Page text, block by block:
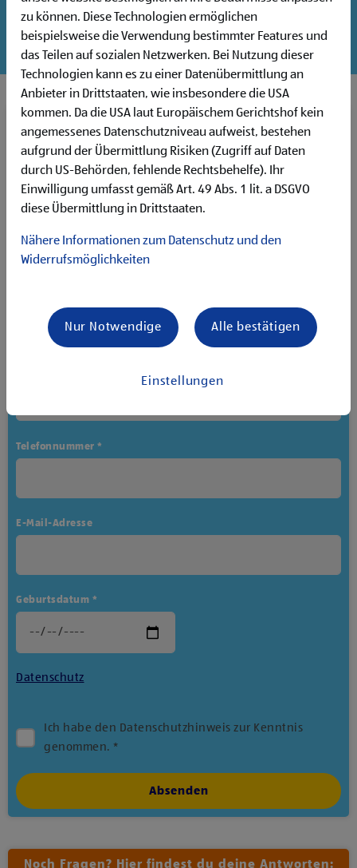
Schnuppertag in einer unseren Filialen an. Bitte trage alle
Informationen ein und schicke das Formular ab. Wir melden
uns zeitnah telefonisch mit den nächsten Schritten.
Vorname *
Telefonnummer *
E-Mail-Adresse
Geburtsdatum *
Datenschutz
Ich habe den Datenschutzhinweis zur Kenntnis
genommen. *
Absenden
Noch Fragen? Hier findest du deine Antworten:
zu können. Diese Technologien ermöglichen
beispielsweise die Verwendung bestimmter Features und
das Teilen auf sozialen Netzwerken. Bei Nutzung dieser
Technologien kann es zu einer Datenübermittlung an
Anbieter in Drittstaaten, wie insbesondere die USA
kommen. Da die USA laut Europäischem Gerichtshof kein
angemessenes Datenschutzniveau aufweist, bestehen
aufgrund der Übermittlung Risiken (Zugriff auf Daten
durch US-Behörden, fehlende Rechtsbehelfe). Ihr
Einwilligung umfasst gemäß Art. 49 Abs. 1 lit. a DSGVO
diese Übermittlung in Drittstaaten.
Nähere Informationen zum Datenschutz und den
Widerrufsmöglichkeiten
Einstellungen
Nur Notwendige Alle bestätigen